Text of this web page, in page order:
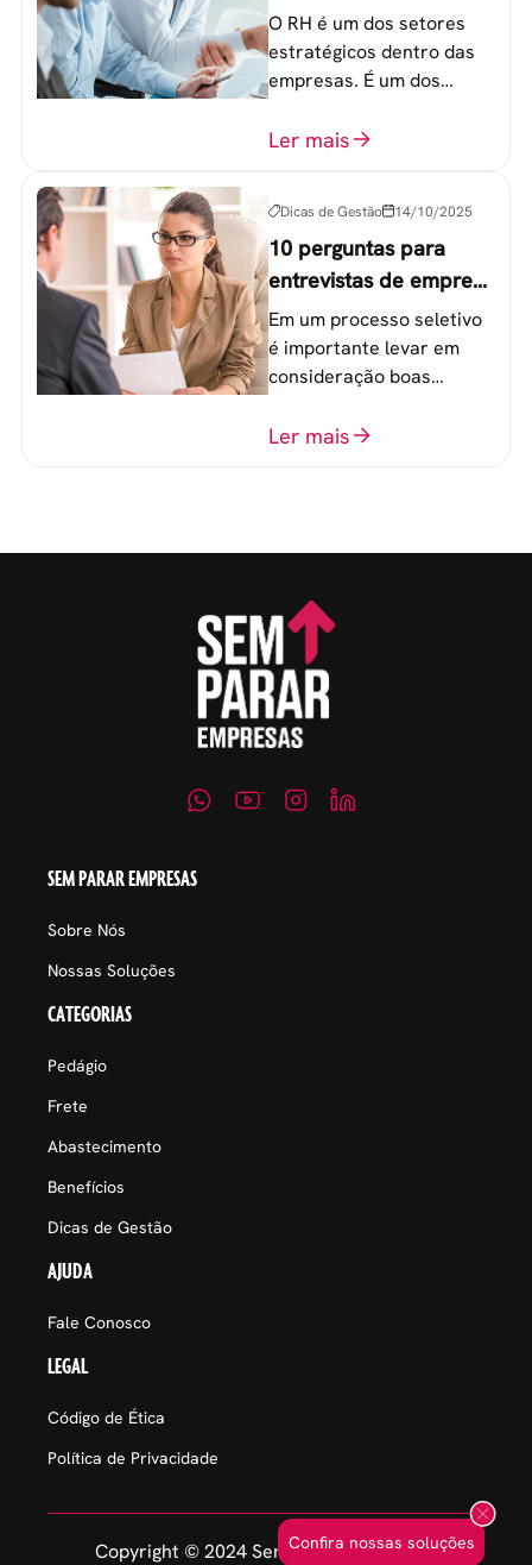
Confira nossas soluções
humanos em uma
empresa
O RH é um dos setores
estratégicos dentro das
empresas. É um dos
o atingimento das metas
Ler mais
Dicas de Gestão 14/10/2025
10 perguntas para
entrevistas de emprego
que recrutadores não
devem fazer
Em um processo seletivo
é importante levar em
consideração boas
o perfil do profissional e
Ler mais
SEM PARAR EMPRESAS
Sobre Nós
Nossas Soluções
CATEGORIAS
Pedágio
Frete
Abastecimento
Benefícios
Dicas de Gestão
AJUDA
Fale Conosco
LEGAL
Código de Ética
Política de Privacidade
Copyright © 2024 Sem Parar Empresas.